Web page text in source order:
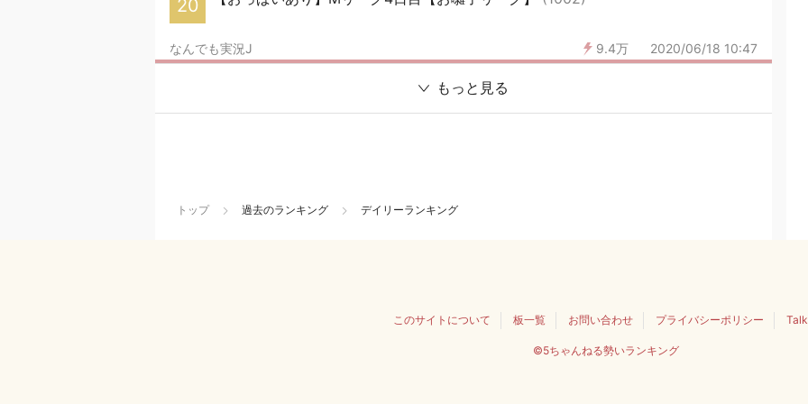
20
9.4万 2020/06/18 10:47
なんでも実況J
もっと見る
トップ 過去のランキング デイリーランキング
このサイトについて 板一覧 お問い合わせ プライバシーポリシー
©5ちゃんねる勢いランキング